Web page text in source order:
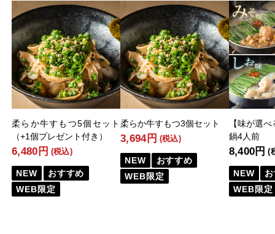
柔らか牛すもつ5個セット
（+1個プレゼント付き）
6,480円 (税込)
NEW
おすすめ
WEB限定
柔らか牛すもつ3個セット
3,694円 (税込)
NEW
おすすめ
WEB限定
【味が選
鍋4人前
8,400円 (
NEW
WEB限定